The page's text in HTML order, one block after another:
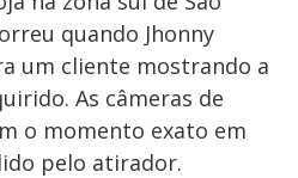
quando Jhonny
um cliente mostrando a
As câmeras de
o momento exato em
pelo atirador.